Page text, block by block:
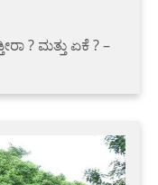
? ಮತ್ತು ಏಕೆ ? –